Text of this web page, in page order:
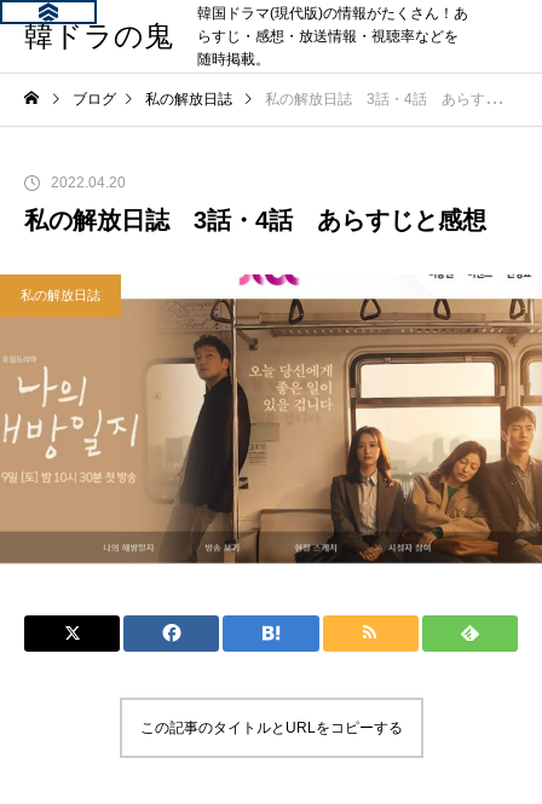
韓ドラの鬼
韓国ドラマ(現代版)の情報がたくさん！あ
らすじ・感想・放送情報・視聴率などを
随時掲載。
ブログ 私の解放日誌 私の解放日誌 3話・4話 あらすじと感想
2022.04.20
私の解放日誌 3話・4話 あらすじと感想
私の解放日誌
この記事のタイトルとURLをコピーする